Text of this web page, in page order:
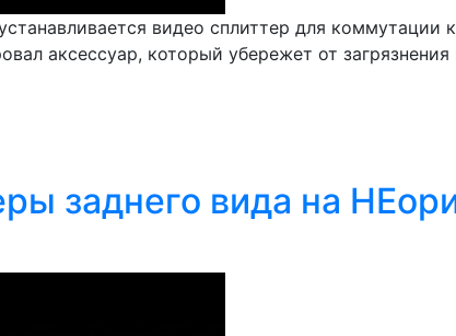
видео сплиттер для коммутации
аксессуар, который убережет от
заднего вида на